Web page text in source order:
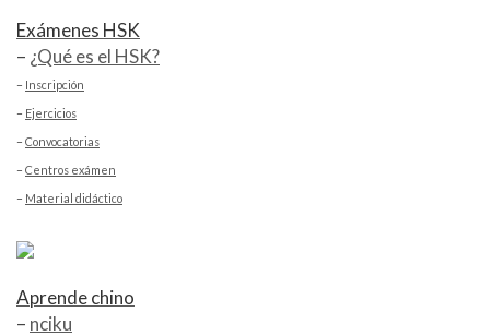
Exámenes HSK
– ¿Qué es el HSK?
– Inscripción
– Ejercicios
– Convocatorias
– Centros exámen
– Material didáctico
Aprende chino
– nciku